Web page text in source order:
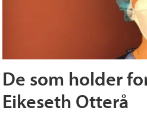
De som holder
Eikeseth Otterå